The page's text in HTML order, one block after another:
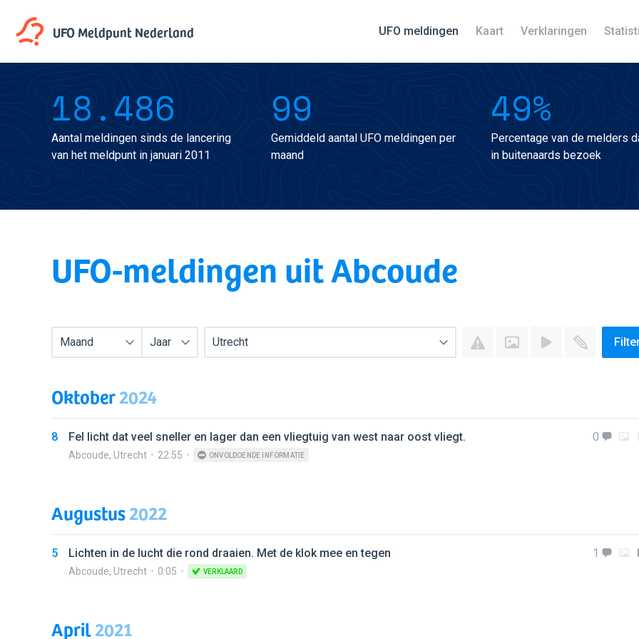
UFO MeldpuntNederland UFO meldingen Kaart Verklaringen
18.486
Aantal meldingen sinds de lancering
van het meldpunt in januari 2011
99
Gemiddeld aantal UFO meldingen per
maand
49%
Percentage van de melders
in buitenaards bezoek
UFO-meldingen uit Abcoude
Maand Jaar Utrecht
Oktober2024
8 Fel licht dat veel sneller en lager dan een vliegtuig van west naar oost vliegt.
Abcoude, Utrecht 22:55 ONVOLDOENDE INFORMATIE
0
Augustus2022
5 Lichten in de lucht die rond draaien. Met de klok mee en tegen
Abcoude, Utrecht 0:05 VERKLAARD
1
April2021